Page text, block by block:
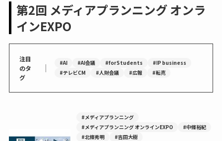
第2回 メディアプランニング オンラ
インEXPO
注目
のタ
グ
｜ #AI #AI会議 #forStudents
#IP business
#テレビCM
#人財会議 #広報 #転売
#メディアプランニング
#メディアプランニング オンラインEXPO
#中條裕紀
#北條秀明
#吉田大樹